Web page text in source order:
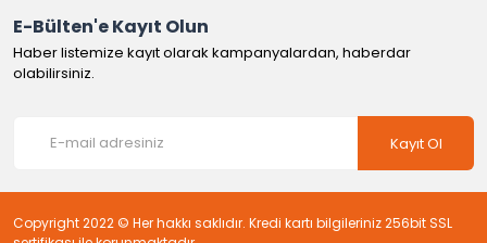
E-Bülten'e Kayıt Olun
Haber listemize kayıt olarak kampanyalardan, haberdar
olabilirsiniz.
Kayıt Ol
Copyright 2022 © Her hakkı saklıdır. Kredi kartı bilgileriniz 256bit SSL